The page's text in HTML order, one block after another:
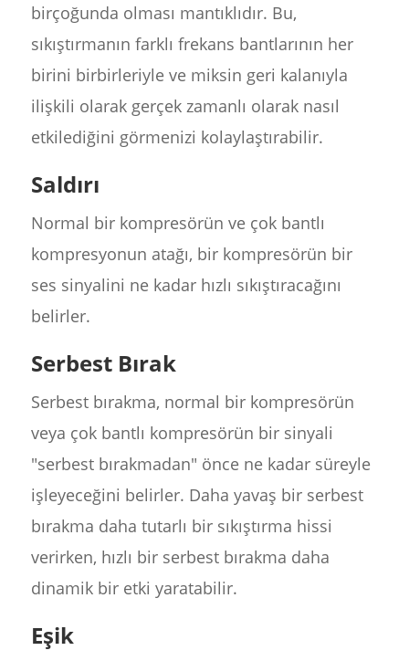
birçoğunda olması mantıklıdır. Bu,
sıkıştırmanın farklı frekans bantlarının her
birini birbirleriyle ve miksin geri kalanıyla
ilişkili olarak gerçek zamanlı olarak nasıl
etkilediğini görmenizi kolaylaştırabilir.
Saldırı
Normal bir kompresörün ve çok bantlı
kompresyonun atağı, bir kompresörün bir
ses sinyalini ne kadar hızlı sıkıştıracağını
belirler.
Serbest Bırak
Serbest bırakma, normal bir kompresörün
veya çok bantlı kompresörün bir sinyali
"serbest bırakmadan" önce ne kadar süreyle
işleyeceğini belirler. Daha yavaş bir serbest
bırakma daha tutarlı bir sıkıştırma hissi
verirken, hızlı bir serbest bırakma daha
dinamik bir etki yaratabilir.
Eşik